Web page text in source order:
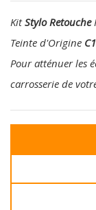
KitStylo Retouche
Teinte d'Origine
Pour atténuer les
carrosserie de